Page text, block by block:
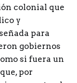
colonial que
y
para
gobiernos
si fuera un
por